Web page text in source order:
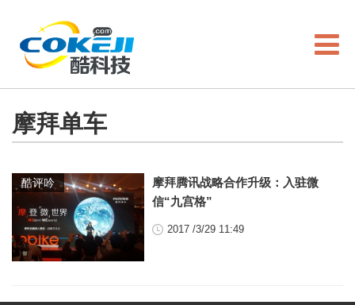
摩拜单车
酷评吟
摩拜腾讯战略合作升级：入驻微
信“九宫格”
2017 /3/29 11:49